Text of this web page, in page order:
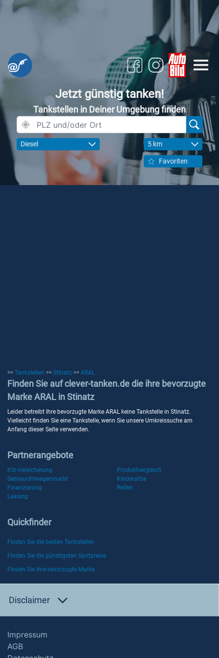
Jetzt günstig tanken!
Tankstellen in Deiner Umgebung finden
Diesel 5 km
Favoriten
>> Tankstellen >> Stinatz >> ARAL
Finden Sie auf clever-tanken.de die ihre bevorzugte
Marke ARAL in Stinatz
Leider betreibt Ihre bevorzugte Marke ARAL keine Tankstelle in Stinatz.
Vielleicht finden Sie eine Tankstelle, wenn Sie unsere Umkreissuche am
Anfang dieser Seite verwenden.
Partnerangebote
Kfz-Versicherung
Produktvergleich
Gebrauchtwagenmarkt
Kindersitze
Finanzierung
Reifen
Leasing
Quickfinder
Finden Sie die besten Tankstellen
Finden Sie die günstigsten Spritpreise
Finden Sie Ihre bevorzugte Marke
Disclaimer
Impressum
AGB